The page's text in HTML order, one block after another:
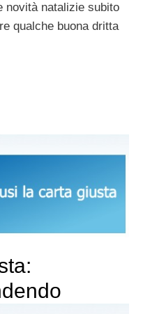
novità natalizie subito
qualche buona dritta